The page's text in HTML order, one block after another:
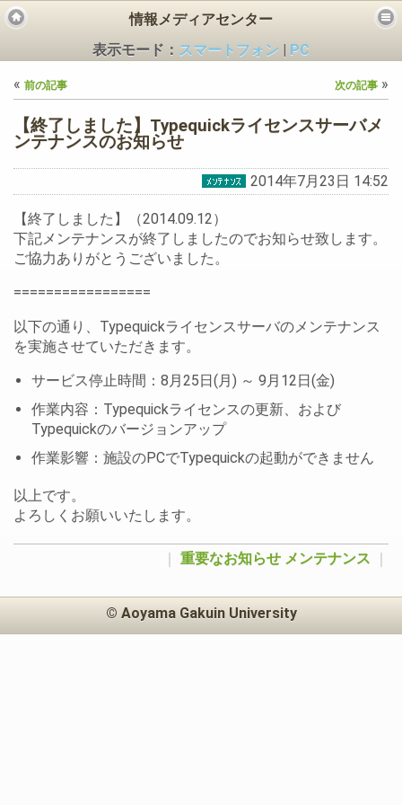
情報メディアセンター
表示モード： スマートフォン
PC
« 前の記事 次の記事 »
【終了しました】Typequickライセンスサーバメ
ンテナンスのお知らせ
2014年7月23日 14:52
【終了しました】（2014.09.12）
下記メンテナンスが終了しましたのでお知らせ致します。
ご協力ありがとうございました。
=================
以下の通り、Typequickライセンスサーバのメンテナンス
を実施させていただきます。
サービス停止時間：8月25日(月) ～ 9月12日(金)
作業内容：Typequickライセンスの更新、および
Typequickのバージョンアップ
作業影響：施設のPCでTypequickの起動ができません
以上です。
よろしくお願いいたします。
重要なお知らせ メンテナンス
© Aoyama Gakuin University